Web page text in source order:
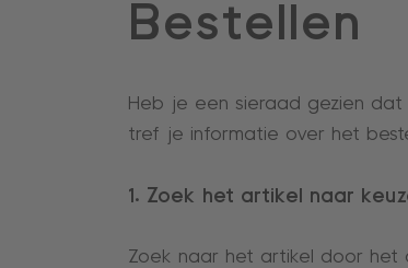
Bestellen
Heb je een sieraad gezien
tref je informatie over het
1. Zoek het artikel naar
Zoek naar het artikel door het